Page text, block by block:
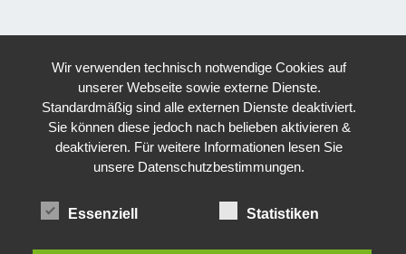
Wir verwenden technisch notwendige Cookies auf
unserer Webseite sowie externe Dienste.
Standardmäßig sind alle externen Dienste deaktiviert.
Sie können diese jedoch nach belieben aktivieren &
deaktivieren. Für weitere Informationen lesen Sie
unsere Datenschutzbestimmungen.
Essenziell Statistiken